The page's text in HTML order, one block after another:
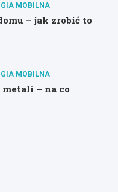
MOBILNA
– jak zrobić to
MOBILNA
– na co